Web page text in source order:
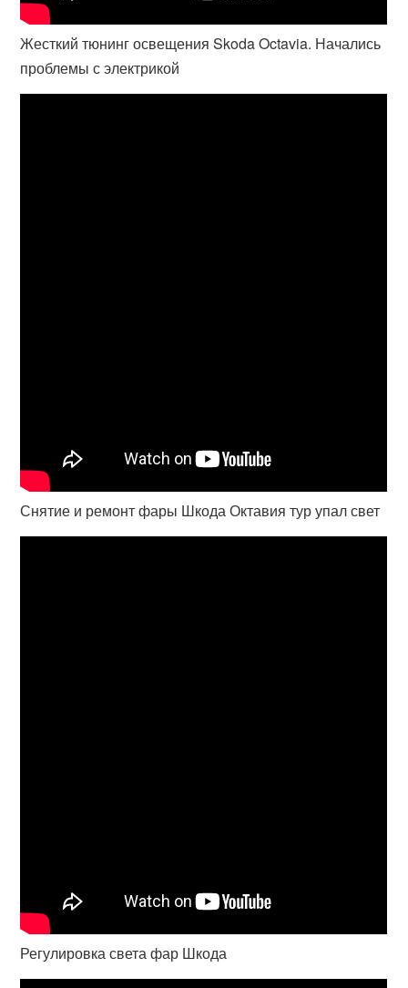
Жесткий тюнинг освещения Skoda Octavia. Начались
проблемы с электрикой
Снятие и ремонт фары Шкода Октавия тур упал свет
Регулировка света фар Шкода